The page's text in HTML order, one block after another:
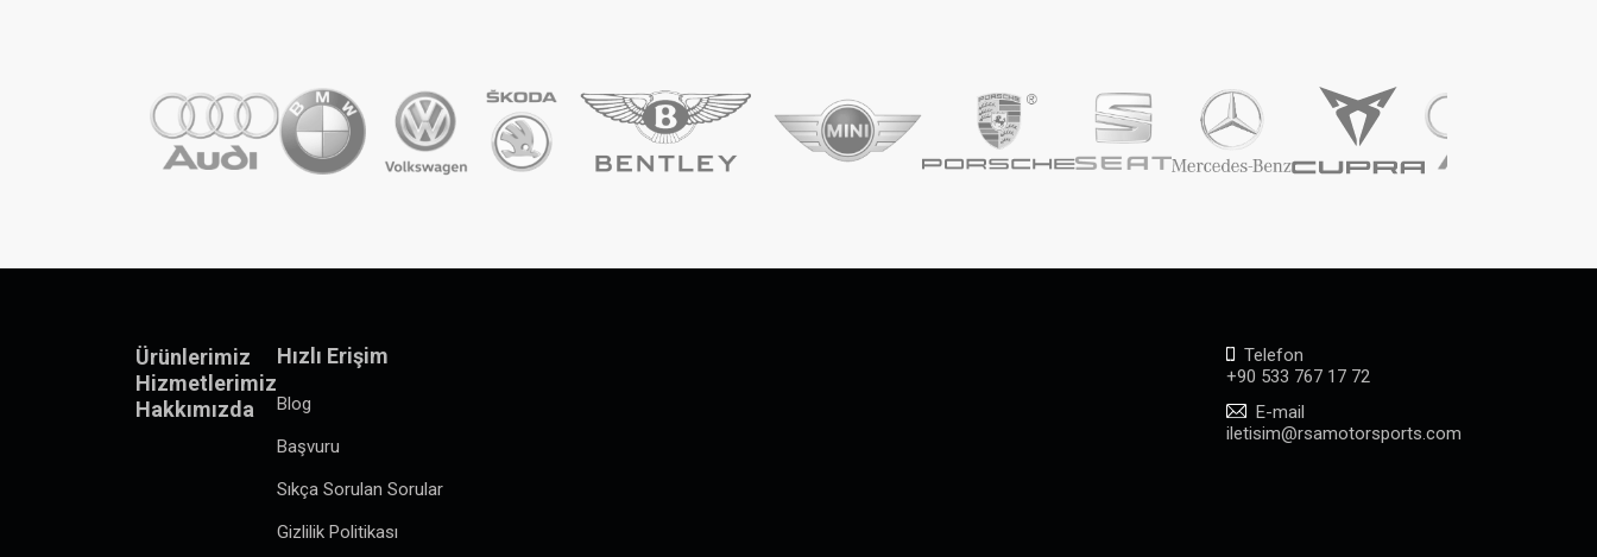
Ürünlerimiz
Hizmetlerimiz
Hakkımızda
Hızlı Erişim
Blog
Başvuru
Sıkça Sorulan Sorular
Gizlilik Politikası
Telefon
+90 533 767 17 72
E-mail
iletisim@rsamotorsports.com